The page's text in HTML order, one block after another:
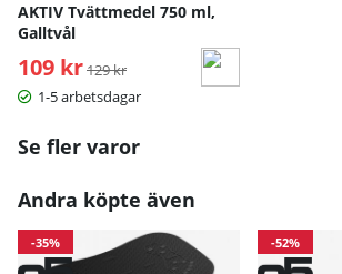
AKTIV Tvättmedel 750 ml,
Galltvål
109 kr Ordinarie pris:
129 kr
1-5 arbetsdagar
Se fler varor
Andra köpte även
-35% -52%